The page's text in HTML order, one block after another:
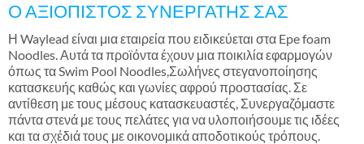
Ο ΑΞΙΟΠΙΣΤΟΣ ΣΥΝΕΡΓΑΤΗΣ ΣΑΣ
Η Waylead είναι μια εταιρεία που ειδικεύεται στα Epe foam
Noodles. Αυτά τα προϊόντα έχουν μια ποικιλία εφαρμογών
όπως τα Swim Pool Noodles,Σωλήνες στεγανοποίησης
κατασκευής καθώς και γωνίες αφρού προστασίας. Σε
αντίθεση με τους μέσους κατασκευαστές, Συνεργαζόμαστε
πάντα στενά με τους πελάτες για να υλοποιήσουμε τις ιδέες
και τα σχέδιά τους με οικονομικά αποδοτικούς τρόπους.